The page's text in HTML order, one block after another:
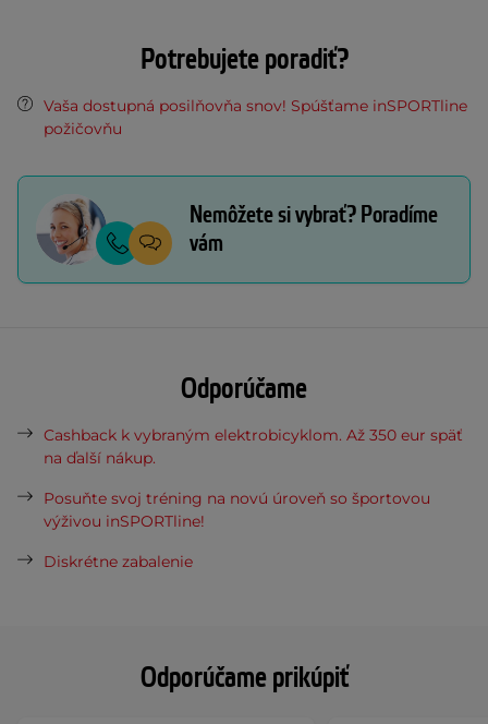
Odporúčame prikúpiť
Potrebujete poradiť?
Vaša dostupná posilňovňa snov! Spúšťame inSPORTline
požičovňu
Nemôžete si vybrať? Poradíme
vám
Odporúčame
Cashback k vybraným elektrobicyklom. Až 350 eur späť
na ďalší nákup.
Posuňte svoj tréning na novú úroveň so športovou
výživou inSPORTline!
Diskrétne zabalenie